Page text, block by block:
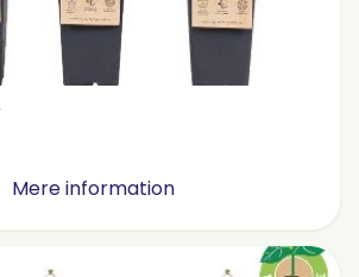
Mere information